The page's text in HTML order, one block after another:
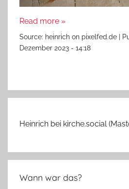
Read more »
Source: heinrich on pixelfed.de
Dezember 2023 - 14:18
Heinrich bei kirche.social
Wann war das?